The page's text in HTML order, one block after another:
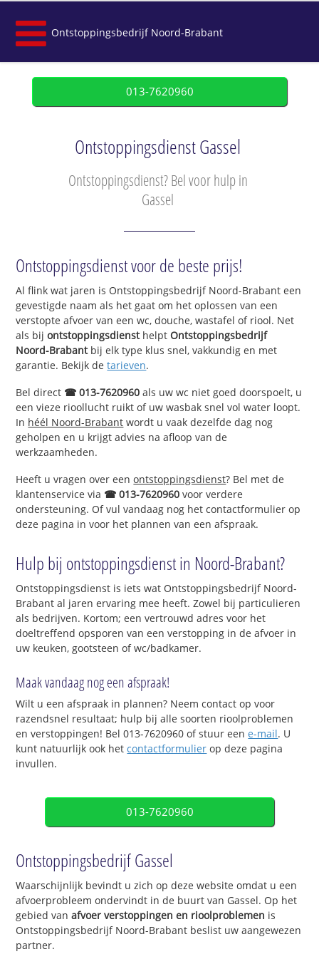
Ontstoppingsbedrijf Noord-Brabant
013-7620960
Ontstoppingsdienst Gassel
Ontstoppingsdienst? Bel voor hulp in
Gassel
Ontstoppingsdienst voor de beste prijs!
Al flink wat jaren is Ontstoppingsbedrijf Noord-Brabant een
gevestigde naam als het gaat om het oplossen van een
verstopte afvoer van een wc, douche, wastafel of riool. Net
als bijontstoppingsdiensthelptOntstoppingsbedrijf
Noord-Brabantbij elk type klus snel, vakkundig en met
garantie. Bekijk detarieven.
Bel direct ☎ 013-7620960 als uw wc niet goed doorspoelt, u
een vieze rioollucht ruikt of uw wasbak snel vol water loopt.
In héél Noord-Brabant wordt u vaak dezelfde dag nog
geholpen en u krijgt advies na afloop van de
werkzaamheden.
Heeft u vragen over eenontstoppingsdienst? Bel met de
klantenservice via ☎ 013-7620960 voor verdere
ondersteuning. Of vul vandaag nog het contactformulier op
deze pagina in voor het plannen van een afspraak.
Hulp bij ontstoppingsdienst in Noord-Brabant?
Ontstoppingsdienst is iets wat Ontstoppingsbedrijf Noord-
Brabant al jaren ervaring mee heeft. Zowel bij particulieren
als bedrijven. Kortom; een vertrouwd adres voor het
doeltreffend opsporen van een verstopping in de afvoer in
uw keuken, gootsteen of wc/badkamer.
Maak vandaag nog een afspraak!
Wilt u een afspraak in plannen? Neem contact op voor
razendsnel resultaat; hulp bij alle soorten rioolproblemen
en verstoppingen! Bel 013-7620960 of stuur eene-mail. U
kunt natuurlijk ook hetcontactformulier op deze pagina
invullen.
013-7620960
Ontstoppingsbedrijf Gassel
Waarschijnlijk bevindt u zich op deze website omdat u een
afvoerprobleem ondervindt in de buurt van Gassel. Op het
gebied vanafvoer verstoppingen en rioolproblemen is
Ontstoppingsbedrijf Noord-Brabant beslist uw aangewezen
partner.